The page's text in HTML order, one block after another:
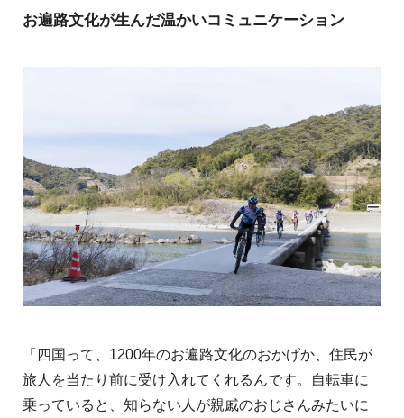
お遍路文化が生んだ温かいコミュニケーション
「四国って、1200年のお遍路文化のおかげか、住民が
旅人を当たり前に受け入れてくれるんです。自転車に
乗っていると、知らない人が親戚のおじさんみたいに